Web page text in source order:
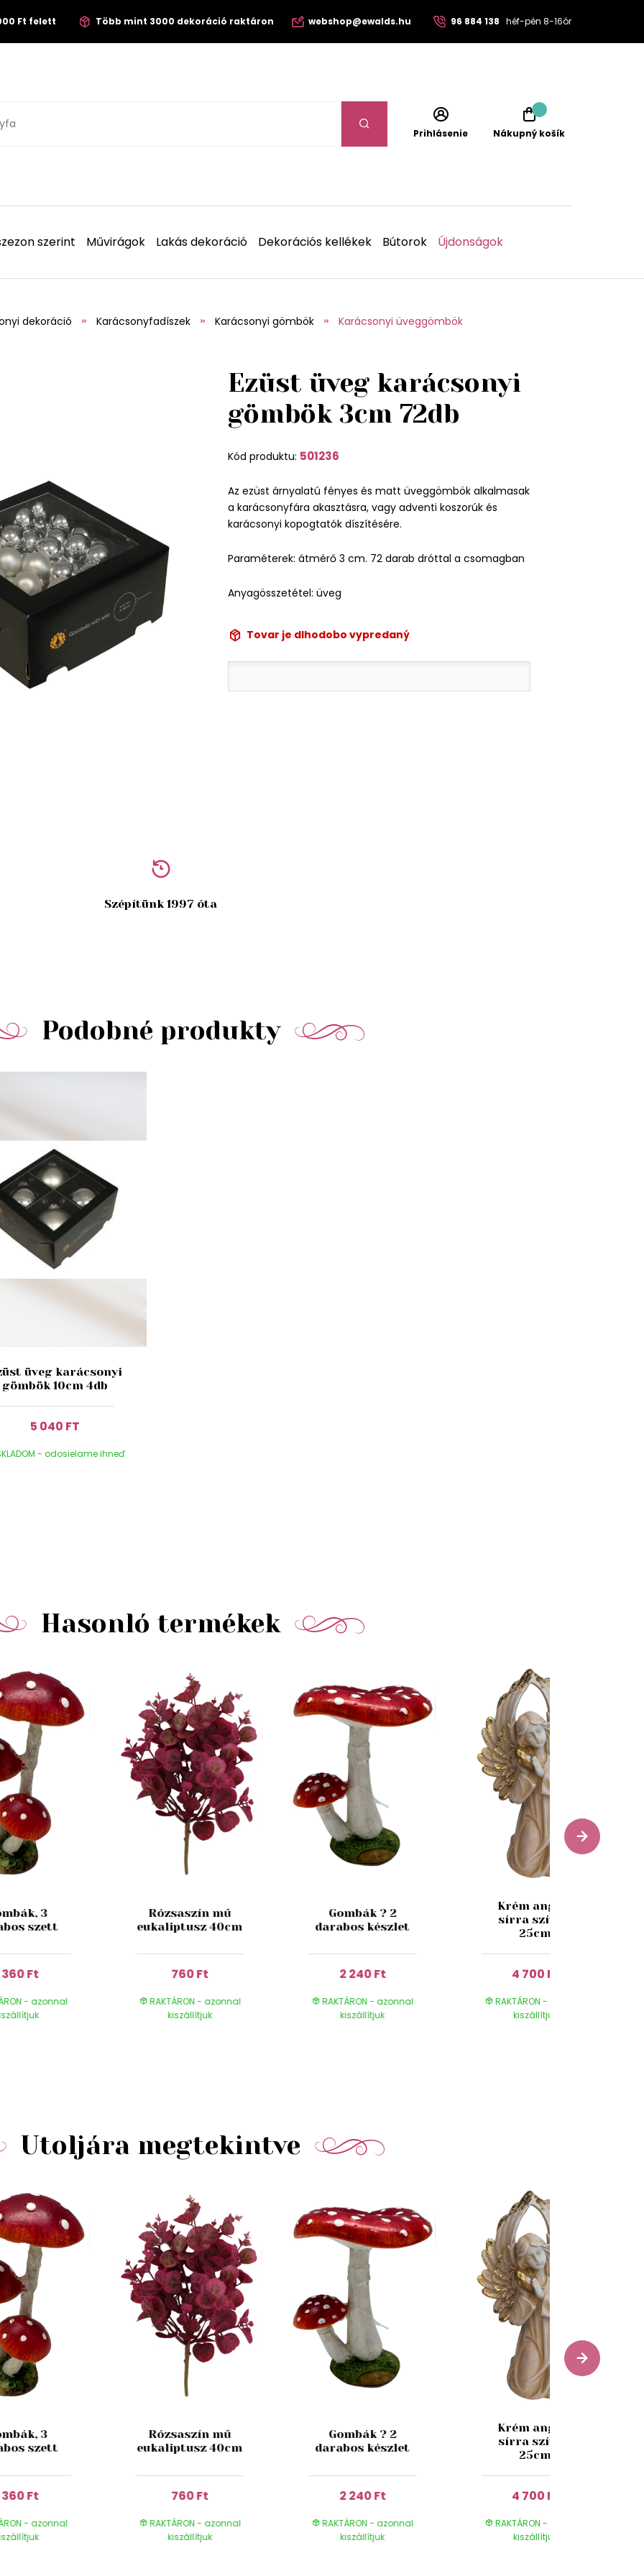
Ft felett Több mint 3000 dekoráció raktáron webshop@ewalds.hu 96 884 138 héf-pén 8-16ór
Prihlásenie Nákupný košík
szerint Művirágok Lakás dekoráció Dekorációs kellékek Bútorok Újdonságok
dekoráció Karácsonyfadíszek Karácsonyi gömbök Karácsonyi üveggömbök
Ezüst üveg karácsonyi
gömbök 3cm 72db
Kód produktu: 501236
Az ezüst árnyalatú fényes és matt üveggömbök alkalmasak
a karácsonyfára akasztásra, vagy adventi koszorúk és
karácsonyi kopogtatók díszítésére.
Paraméterek: átmérő 3 cm. 72 darab dróttal a csomagban
Anyagösszetétel: üveg
Tovar je dlhodobo vypredaný
Szépítünk 1997 óta
Podobné produkty
üveg karácsonyi
gömbök 10cm 4db
5 040 FT
- odosielame ihneď
Hasonló termékek
3
szett
360 Ft
- azonnal
Rózsaszín mű
eukaliptusz 40cm
760 Ft
RAKTÁRON - azonnal
kiszállítjuk
Gombák ? 2
darabos készlet
2 240 Ft
RAKTÁRON - azonnal
kiszállítjuk
Krém angyal
sírra szívvel
25cm
4 700 Ft
RAKTÁRON - azonnal
kiszállítjuk
Utoljára megtekintve
3
szett
360 Ft
- azonnal
Rózsaszín mű
eukaliptusz 40cm
760 Ft
RAKTÁRON - azonnal
kiszállítjuk
Gombák ? 2
darabos készlet
2 240 Ft
RAKTÁRON - azonnal
kiszállítjuk
Krém angyal
sírra szívvel
25cm
4 700 Ft
RAKTÁRON - azonnal
kiszállítjuk